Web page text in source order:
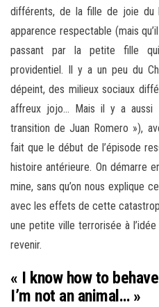
différents, de la fille de joie du
apparence respectable (mais
passant par la petite fille
providentiel. Il y a un peu du
dépeint, des milieux sociaux
affreux jojo… Mais il y a
transition de Juan Romero »),
fait que le début de l’épisode
histoire antérieure. On démarre
mine, sans qu’on nous explique
avec les effets de cette
une petite ville terrorisée à
revenir.
« I know how to
I’m not an animal… »